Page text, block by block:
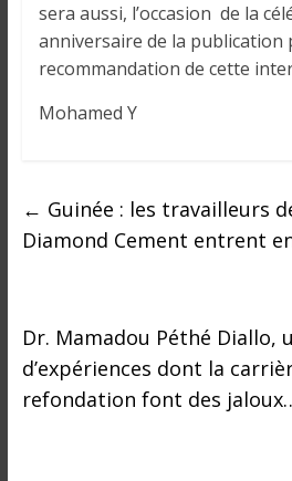
sera aussi, l’occasion de la
anniversaire de la publication
recommandation de cette
Mohamed Y
← Guinée : les travailleurs
Diamond Cement entrent
Dr. Mamadou Péthé Diallo,
d’expériences dont la
refondation font des